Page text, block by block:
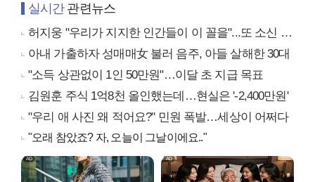
실시간관련뉴스
허지웅 "우리가 지지한 인간들이 이 꼴을"...또 소신 발언
아내 가출하자 성매매女 불러 음주, 아들 살해한 30대
"소득 상관없이 1인 50만원"…이달 초 지급 목표
김원훈 주식 1억8천 올인했는데…현실은 '-2,400만원'
"우리 애 사진 왜 적어요?" 민원 폭발…세상이 어쩌다
"오래 참았죠? 자, 오늘이 그날이에요.."